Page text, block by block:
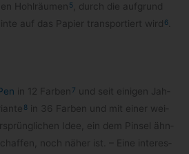
Hohl­räu­men 5
, durch die auf­grund
auf das Papier trans­por­tiert wird 6
in 12 Far­ben 7 und seit eini­gen Jah­
8
in 36 Far­ben und mit einer wei­
Idee, ein dem Pin­sel ähn­
noch näher ist. – Eine inter­es­